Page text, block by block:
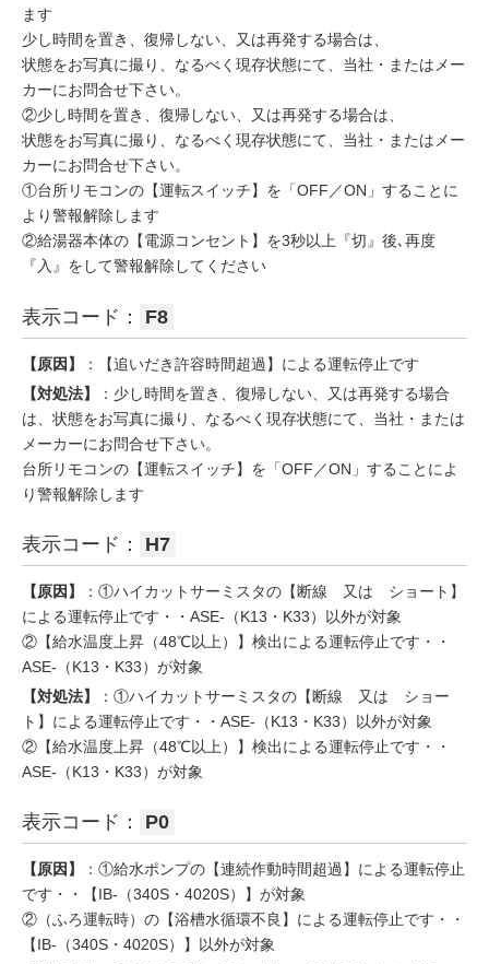
ます
少し時間を置き、復帰しない、又は再発する場合は、
状態をお写真に撮り、なるべく現存状態にて、当社・またはメー
カーにお問合せ下さい。
②少し時間を置き、復帰しない、又は再発する場合は、
状態をお写真に撮り、なるべく現存状態にて、当社・またはメー
カーにお問合せ下さい。
①台所リモコンの【運転スイッチ】を「OFF／ON」することに
より警報解除します
②給湯器本体の【電源コンセント】を3秒以上『切』後､再度
『入』をして警報解除してください
表示コード： F8
【原因】
：【追いだき許容時間超過】による運転停止です
【対処法】
：少し時間を置き、復帰しない、又は再発する場合
は、状態をお写真に撮り、なるべく現存状態にて、当社・または
メーカーにお問合せ下さい。
台所リモコンの【運転スイッチ】を「OFF／ON」することによ
り警報解除します
表示コード： H7
【原因】
：①ハイカットサーミスタの【断線 又は ショート】
による運転停止です・・ASE-（K13・K33）以外が対象
②【給水温度上昇（48℃以上）】検出による運転停止です・・
ASE-（K13・K33）が対象
【対処法】
：①ハイカットサーミスタの【断線 又は ショー
ト】による運転停止です・・ASE-（K13・K33）以外が対象
②【給水温度上昇（48℃以上）】検出による運転停止です・・
ASE-（K13・K33）が対象
表示コード： P0
【原因】
：①給水ポンプの【連続作動時間超過】による運転停止
です・・【IB-（340S・4020S）】が対象
②（ふろ運転時）の【浴槽水循環不良】による運転停止です・・
【IB-（340S・4020S）】以外が対象